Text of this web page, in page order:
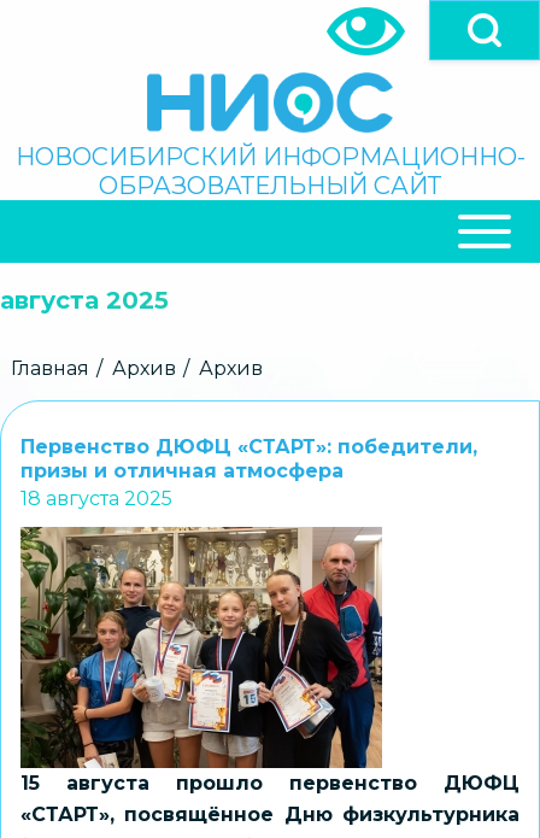
Поиск
НОВОСИБИРСКИЙ ИНФОРМАЦИОННО-
ОБРАЗОВАТЕЛЬНЫЙ САЙТ
НАВИГАЦИЯ
августа 2025
Строка
Главная Архив Архив
Первенство ДЮФЦ «СТАРТ»: победители,
призы и отличная атмосфера
18 августа 2025
15 августа прошло первенство ДЮФЦ
«СТАРТ», посвящённое Дню физкультурника